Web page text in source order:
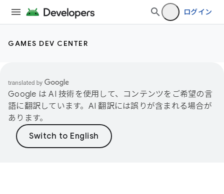
ログイン
GAMES DEV CENTER
Google は AI 技術を使用して、コンテンツをご希望の言
語に翻訳しています。AI 翻訳には誤りが含まれる場合が
あります。